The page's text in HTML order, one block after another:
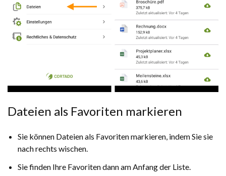
Dateien als Favoriten markieren
Sie können Dateien als Favoriten markieren, indem Sie sie
nach rechts wischen.
Sie finden Ihre Favoriten dann am Anfang der Liste.